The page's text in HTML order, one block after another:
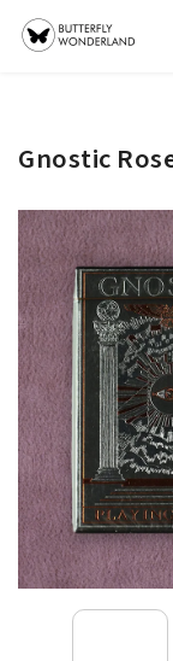
Gnostic